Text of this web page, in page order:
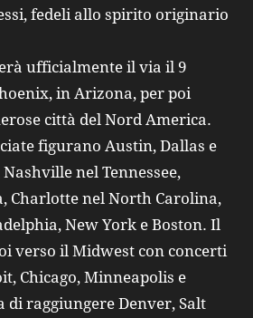
fedeli allo spirito originario
ufficialmente il via il 9
in Arizona, per poi
città del Nord America.
figurano Austin, Dallas e
nel Tennessee,
Charlotte nel North Carolina,
New York e Boston. Il
verso il Midwest con concerti
Chicago, Minneapolis e
di raggiungere Denver, Salt